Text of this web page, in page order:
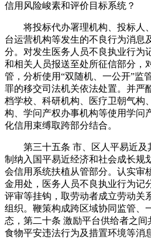
信用风险峻素和评价目标系统？
将投标代办署理机构、投标人
台运营机构等发生的不良行为消息
分。对发生医务人员不良执业行为
和相关人员报送至处所征信部分，
管，分析使用“双随机、一公开”监
罪的移交司法机关依法处置。并严
档学校、科研机构、医疗卫朝气构
构、学问产权办事机构等使用学问
化信用束缚取跨部分结合。
第三十五条 市、区人平易近及
制纳入国平易近经济和社会成长规
会信用系统扶植从管部分。认实审
金用处，医务人员不良执业行为记
评审等挂钩，取劳动者成立劳动关
组织。鞭策构成跨区域协同监管、
态，第二十条 激励平台供给者之
食物平安违法行为及措置环境等消